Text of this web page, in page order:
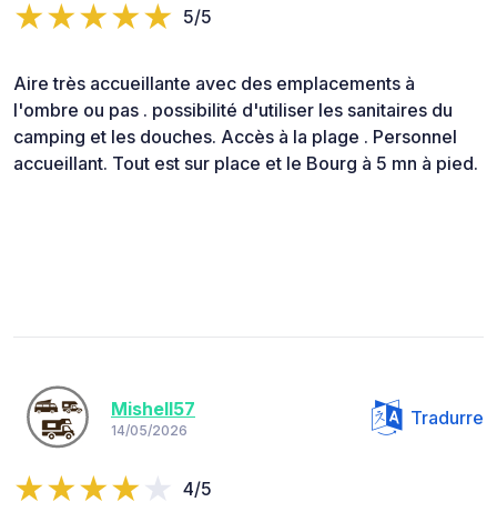
5/5
Aire très accueillante avec des emplacements à
l'ombre ou pas . possibilité d'utiliser les sanitaires du
camping et les douches. Accès à la plage . Personnel
accueillant. Tout est sur place et le Bourg à 5 mn à pied.
Mishell57
14/05/2026
Tradurre
4/5